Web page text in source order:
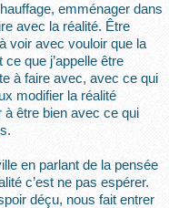
emménager dans
avec la réalité. Être
voir avec vouloir que la
ce que j’appelle être
à faire avec, avec ce qui
modifier la réalité
à être bien avec ce qui
en parlant de la pensée
c’est ne pas espérer.
déçu, nous fait entrer